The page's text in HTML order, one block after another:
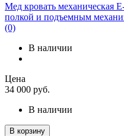
Мед кровать механическая
полкой и подъемным
(0)
В наличии
Цена
34 000 руб.
В наличии
В корзину